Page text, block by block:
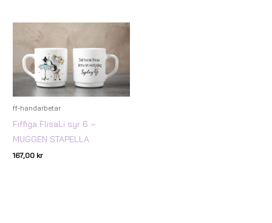
ff-handarbetar
Fiffiga FlisaLi syr 6 –
MUGGEN STAPELLA
167,00 kr